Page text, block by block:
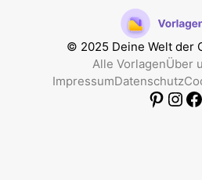
© 2025 Deine Welt der
Alle VorlagenÜber
ImpressumDatenschutz